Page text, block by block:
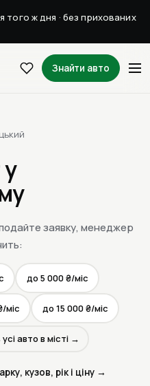
того ж дня · без прихованих
Знайти авто
заявку, менеджер
до 5 000 ₴/міс
міс до 15 000 ₴/міс
авто в місті →
кузов, рік і ціну →